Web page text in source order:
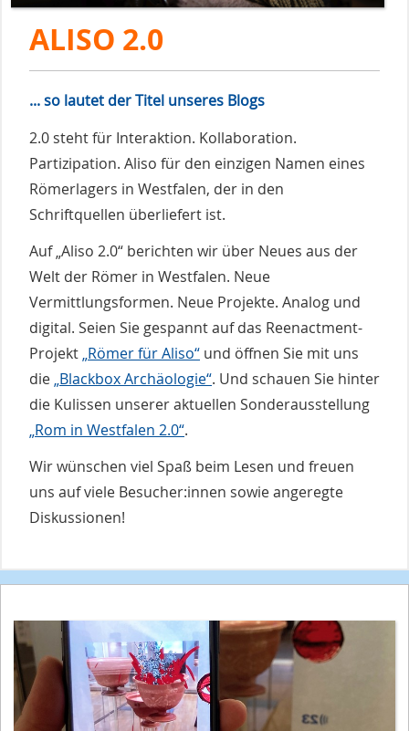
ALISO 2.0
... so lautet der Titel unseres Blogs
2.0 steht für Interaktion. Kollaboration.
Partizipation. Aliso für den einzigen Namen eines
Römerlagers in Westfalen, der in den
Schriftquellen überliefert ist.
Auf „Aliso 2.0“ berichten wir über Neues aus der
Welt der Römer in Westfalen. Neue
Vermittlungsformen. Neue Projekte. Analog und
digital. Seien Sie gespannt auf das Reenactment-
Projekt „Römer für Aliso“ und öffnen Sie mit uns
die „Blackbox Archäologie“. Und schauen Sie hinter
die Kulissen unserer aktuellen Sonderausstellung
„Rom in Westfalen 2.0“.
Wir wünschen viel Spaß beim Lesen und freuen
uns auf viele Besucher:innen sowie angeregte
Diskussionen!